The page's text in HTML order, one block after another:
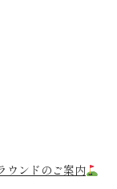
ウンドのご案内